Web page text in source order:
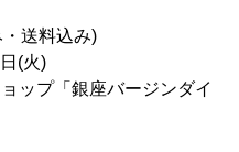
料込み)
(火)
プ「銀座バージンダイ